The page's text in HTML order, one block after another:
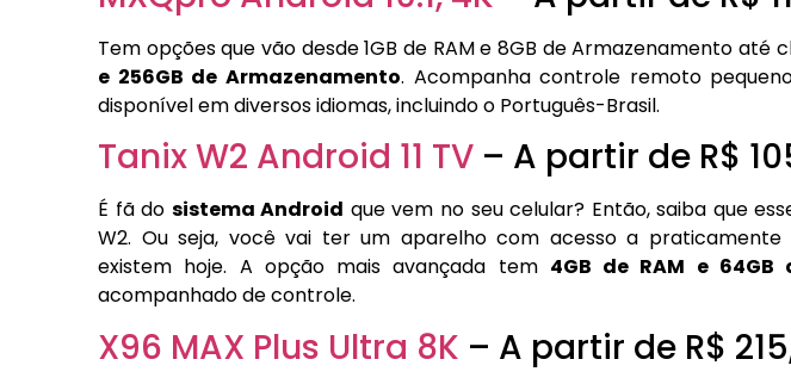
Tem opções que vão desde 1GB de RAM e 8GB de Armazenamento até
e 256GB de Armazenamento. Acompanha controle remoto
disponível em diversos idiomas, incluindo o Português-Brasil.
Tanix W2 Android 11 TV – A partir de R$
É fã do sistema Android que vem no seu celular? Então, saiba que
W2. Ou seja, você vai ter um aparelho com acesso a praticamente
existem hoje. A opção mais avançada tem 4GB de RAM e 64GB
acompanhado de controle.
X96 MAX Plus Ultra 8K – A partir de R$